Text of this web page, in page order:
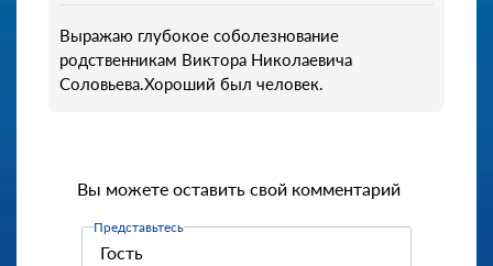
Выражаю глубокое соболезнование
родственникам Виктора Николаевича
Соловьева.Хороший был человек.
Вы можете оставить свой комментарий
Представьтесь